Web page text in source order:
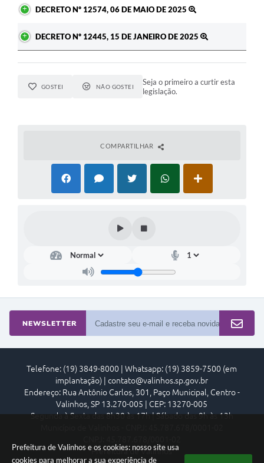
Prefeitura de Valinhos e os cookies: nosso site usa
cookies para melhorar a sua experiência de
SIC
DECRETO Nº 12574, 06 DE MAIO DE 2025
DECRETO Nº 12445, 15 DE JANEIRO DE 2025
GOSTEI NÃO GOSTEI
Seja o primeiro a curtir esta
legislação.
COMPARTILHAR
NEWSLETTER
Telefone: (19) 3849-8000 | Whatsapp: (19) 3859-7500 (em
implantação) | contato@valinhos.sp.gov.br
Endereço: Rua Antônio Carlos, 301, Paço Municipal, Centro -
Valinhos, SP 13.270-005 | CEP: 13270-005
Segunda à Sexta das 8h30 às 17h | Sábado das 9h às 13h
Prefeitura de Valinhos